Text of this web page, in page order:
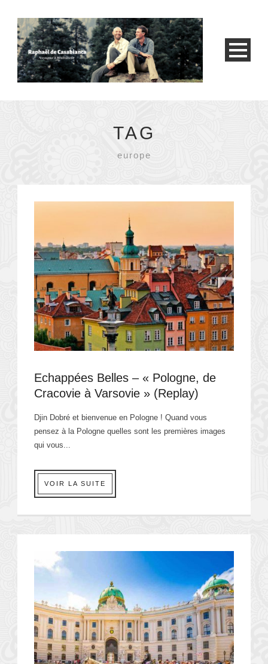
TAG
europe
Echappées Belles – « Pologne, de
Cracovie à Varsovie » (Replay)
Djin Dobré et bienvenue en Pologne ! Quand vous
pensez à la Pologne quelles sont les premières images
qui vous...
VOIR LA SUITE